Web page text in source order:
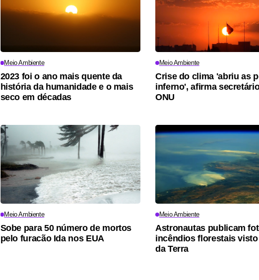
Meio Ambiente
2023 foi o ano mais quente da
história da humanidade e o mais
seco em décadas
Meio Ambiente
Crise do clima 'abriu as
inferno', afirma
ONU
Meio Ambiente
Sobe para 50 número de mortos
pelo furacão Ida nos EUA
Meio Ambiente
Astronautas publicam
incêndios florestais
da Terra